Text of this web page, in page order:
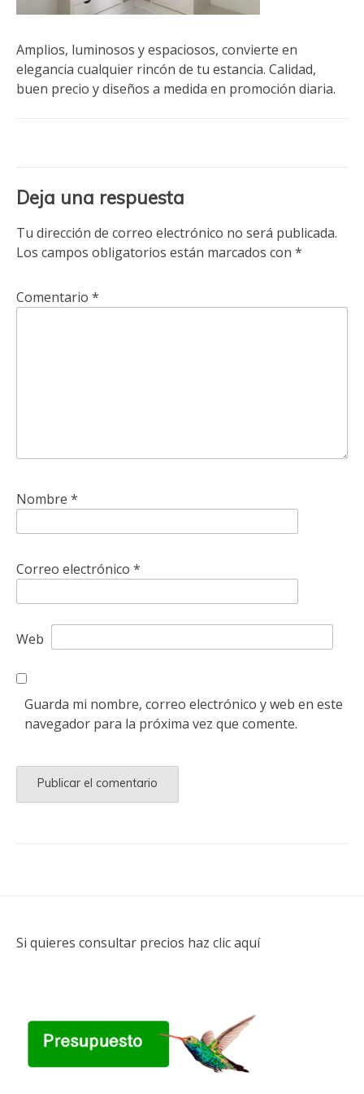
Amplios, luminosos y espaciosos, convierte en
elegancia cualquier rincón de tu estancia. Calidad,
buen precio y diseños a medida en promoción diaria.
Deja una respuesta
Tu dirección de correo electrónico no será publicada.
Los campos obligatorios están marcados con *
Comentario *
Nombre *
Correo electrónico *
Web
Guarda mi nombre, correo electrónico y web en este
navegador para la próxima vez que comente.
Si quieres consultar precios haz clic aquí